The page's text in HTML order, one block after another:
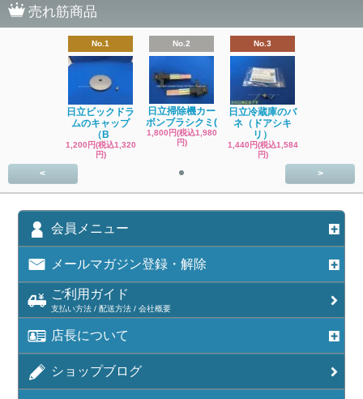
売れ筋商品
No.1
日立ビックドラ
ムのキャップ
（B
1,200円(税込1,320
円)
No.2
日立掃除機カー
ボンブラシクミ(
1,800円(税込1,980
円)
No.3
日立冷蔵庫のバ
ネ（ドアシキ
リ）
1,440円(税込1,584
円)
< >
会員メニュー
メールマガジン登録・解除
ご利用ガイド
支払い方法 / 配送方法 / 会社概要
店長について
ショップブログ